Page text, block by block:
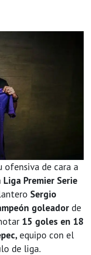
ofensiva de cara a
Liga Premier Serie
Sergio
goleador de
15 goles en 18
equipo con el
de liga.